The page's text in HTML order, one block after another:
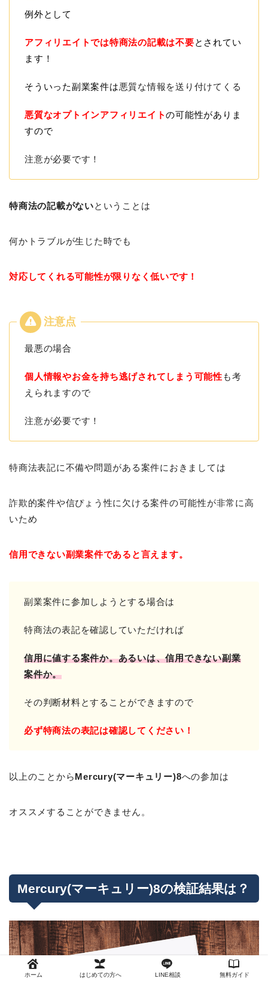
例外として
アフィリエイトでは特商法の記載は不要とされてい
ます！
そういった副業案件は悪質な情報を送り付けてくる
悪質なオプトインアフィリエイトの可能性がありま
すので
注意が必要です！
特商法の記載がないということは
何かトラブルが生じた時でも
対応してくれる可能性が限りなく低いです！
最悪の場合
個人情報やお金を持ち逃げされてしまう可能性 も考
えられますので
注意が必要です！
特商法表記に不備や問題がある案件におきましては
詐欺的案件や信ぴょう性に欠ける案件の可能性が非常に高
いため
信用できない副業案件であると言えます。
副業案件に参加しようとする場合は
特商法の表記を確認していただければ
信用に値する案件か。あるいは、信用できない副業
案件か。
その判断材料とすることができますので
必ず特商法の表記は確認してください！
以上のことからMercury(マーキュリー)8への参加は
オススメすることができません。
Mercury(マーキュリー)8の検証結果は？
ホーム はじめての方へ LINE相談 無料ガイド